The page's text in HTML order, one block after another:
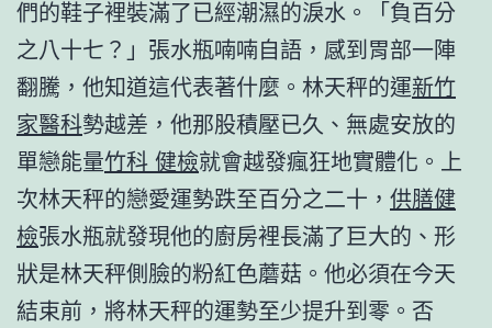
們的鞋子裡裝滿了已經潮濕的淚水。「負百分
之八十七？」張水瓶喃喃自語，感到胃部一陣
翻騰，他知道這代表著什麼。林天秤的運新竹
家醫科勢越差，他那股積壓已久、無處安放的
單戀能量竹科 健檢就會越發瘋狂地實體化。上
次林天秤的戀愛運勢跌至百分之二十， 供膳健
檢張水瓶就發現他的廚房裡長滿了巨大的、形
狀是林天秤側臉的粉紅色蘑菇。他必須在今天
結束前，將林天秤的運勢至少提升到零。否